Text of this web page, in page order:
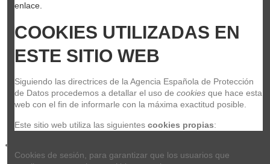
enlace.
COOKIES UTILIZADAS EN
ESTE SITIO WEB
Siguiendo las directrices de la Agencia Española de Protección
de Datos procedemos a detallar el uso de cookies que hace esta
web con el fin de informarle con la máxima exactitud posible.
Este sitio web utiliza las siguientes cookies propias:
Cookies de sesión, para garantizar que los usuarios que